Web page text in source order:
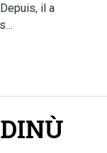
il a